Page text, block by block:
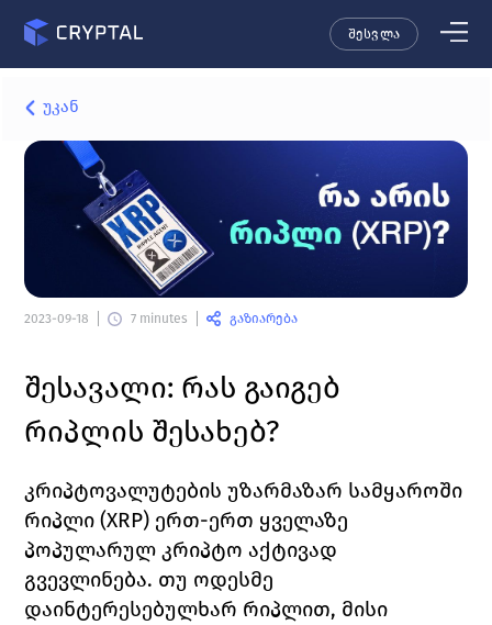
შესვლა
უკან
2023-09-18 7 minutes გაზიარება
შესავალი: რას გაიგებ
რიპლის შესახებ?
კრიპტოვალუტების უზარმაზარ სამყაროში
რიპლი (XRP) ერთ-ერთ ყველაზე
პოპულარულ კრიპტო აქტივად
გვევლინება. თუ ოდესმე
დაინტერესებულხარ რიპლით, მისი